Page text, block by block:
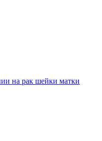
на рак шейки матки